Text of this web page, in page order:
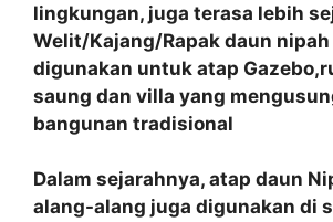
lingkungan, juga terasa lebih
Welit/Kajang/Rapak daun
digunakan untuk atap
saung dan villa yang
bangunan tradisional
Dalam sejarahnya, atap daun
alang-alang juga digunakan di